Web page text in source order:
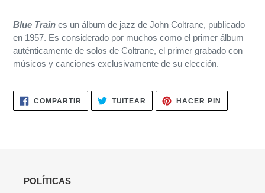
producto
a
tu
carrito
compra
Blue Train es un álbum de jazz de John Coltrane, publicado
en 1957. Es considerado por muchos como el primer álbum
auténticamente de solos de Coltrane, el primer grabado con
músicos y canciones exclusivamente de su elección.
COMPARTIR COMPARTIR
FACEBOOK
TUITEAR TUITEAR
TWITTER
HACER PIN
PINTEREST
POLÍTICAS